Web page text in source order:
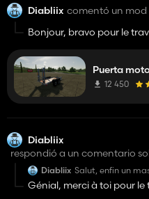
Diabliix comentó un mod
Bonjour, bravo pour le
dessous saris et autres ?
Bonne continuation 😀
Puerta
12 450
Diabliix
respondió a un comentario
Diabliix Salut, enfin un
pense tu faire une
Génial, merci à toi pour